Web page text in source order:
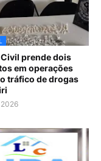
prende dois
em operações
tráfico de drogas